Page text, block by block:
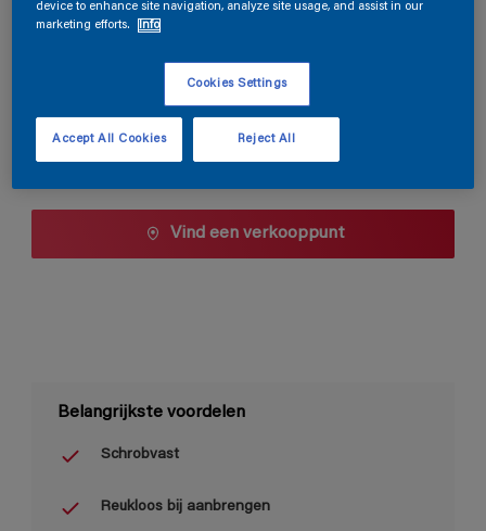
Verpakkingsgrootte
Aantal
Vind een verkooppunt
Belangrijkste voordelen
Schrobvast
Reukloos bij aanbrengen
device to enhance site navigation, analyze site usage, and assist in our
marketing efforts.
Info
Cookies Settings
Reject All
Accept All Cookies